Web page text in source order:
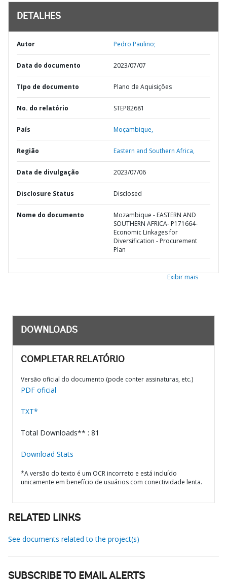
DETALHES
Autor Pedro Paulino;
Data do documento 2023/07/07
TIpo de documento Plano de Aquisições
No. do relatório STEP82681
País Moçambique,
Região Eastern and Southern Africa,
Data de divulgação 2023/07/06
Disclosure Status Disclosed
Nome do documento
Mozambique - EASTERN AND
SOUTHERN AFRICA- P171664-
Economic Linkages for
Diversification - Procurement
Plan
Exibir mais
DOWNLOADS
COMPLETAR RELATÓRIO
Versão oficial do documento (pode conter assinaturas, etc.)
PDF oficial
TXT*
Total Downloads** : 81
Download Stats
*A versão do texto é um OCR incorreto e está incluído
unicamente em benefício de usuários com conectividade lenta.
RELATED LINKS
See documents related to the project(s)
SUBSCRIBE TO EMAIL ALERTS